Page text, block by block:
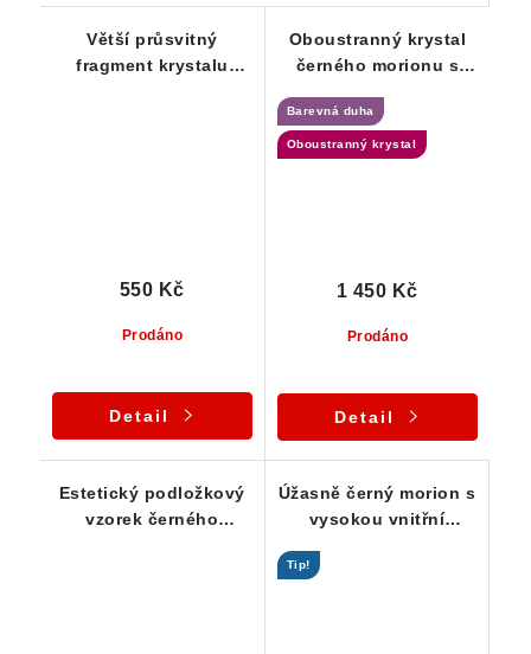
Větší průsvitný
fragment krystalu
Prodáno
550 Kč
Detail
Oboustranný krystal
černého morionu s
duhou
Barevná duha
Oboustranný krystal
Prodáno
1 450 Kč
Detail
Estetický podložkový
vzorek černého
Úžasně černý morion s
vysokou vnitřní
Tip!